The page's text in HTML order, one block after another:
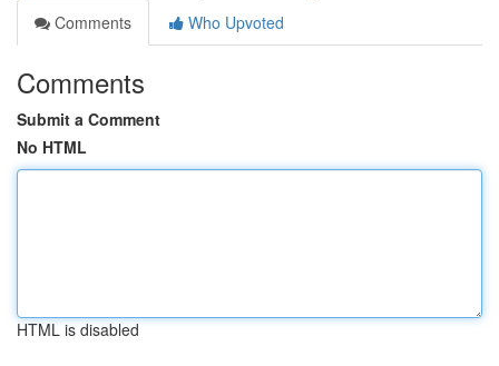
Comments
Who Upvoted
Comments
Submit a Comment
No HTML
HTML is disabled